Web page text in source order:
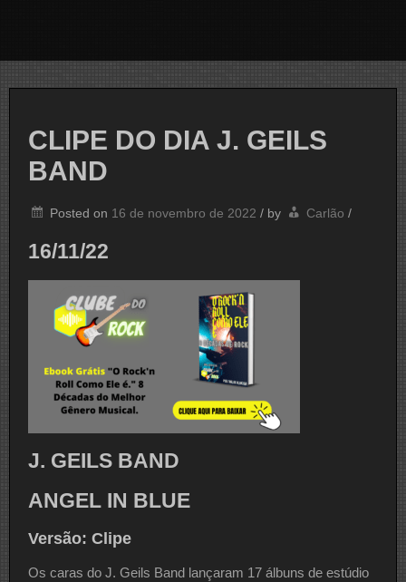
CLIPE DO DIA J. GEILS
BAND
Posted on 16 de novembro de 2022 / by Carlão /
16/11/22
J. GEILS BAND
ANGEL IN BLUE
Versão: Clipe
Os caras do J. Geils Band lançaram 17 álbuns de estúdio